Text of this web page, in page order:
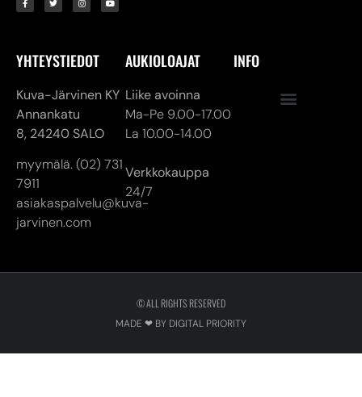
Annankatu
myymälä. (02) 731
asiakaspalvelu@kuva-
jarvinen.com
Verkkokauppa
24/7
© ALL RIGHTS RESERVED